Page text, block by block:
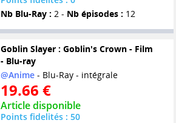
Nb Blu-Ray : 2 - Nb épisodes : 12
Goblin Slayer : Goblin's Crown - Film
- Blu-ray
@Anime- Blu-Ray - intégrale
19.66 €
Article disponible
Points fidelités : 50